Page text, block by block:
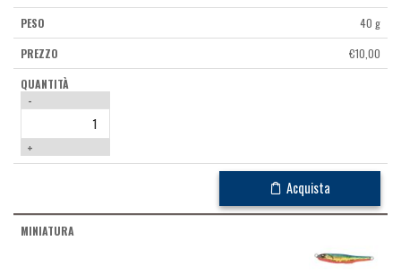
40 g
€10,00
-
+
Acquista